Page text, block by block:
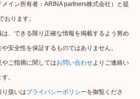
イン所有者：ARINA partners株式会社）と提
おります。
、できる限り正確な情報を掲載するよう努め
安全性を保証するものではありません。
ご指摘に関してはお問い合わせよりご連絡い
。
扱いはプライバシーポリシーを御覧くださ